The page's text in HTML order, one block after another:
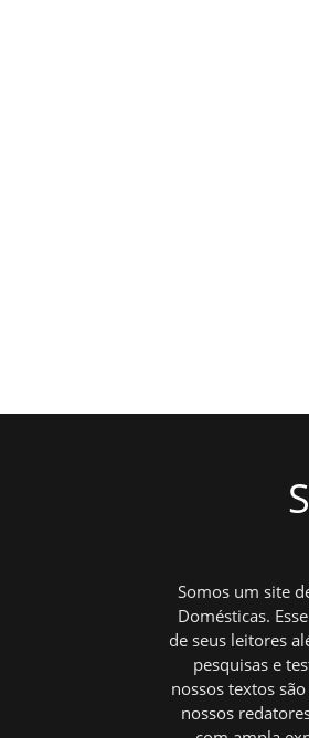
Somos um site
Domésticas.
de seus leitores
pesquisas e
nossos textos
nossos